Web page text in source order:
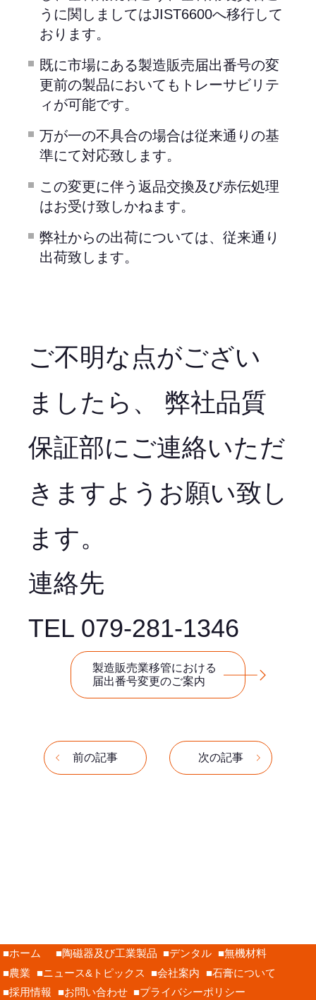
うに関しましてはJIST6600へ移行して
おります。
既に市場にある製造販売届出番号の変
更前の製品においてもトレーサビリテ
ィが可能です。
万が一の不具合の場合は従来通りの基
準にて対応致します。
この変更に伴う返品交換及び赤伝処理
はお受け致しかねます。
弊社からの出荷については、従来通り
出荷致します。
ご不明な点がござい
ましたら、 弊社品質
保証部にご連絡いただ
きますようお願い致し
ます。
連絡先
TEL 079-281-1346
製造販売業移管における
届出番号変更のご案内
前の記事 次の記事
ホーム 陶磁器及び工業製品 デンタル
無機材料
農業
ニュース&トピックス 会社案内
石膏について
採用情報
お問い合わせ プライバシーポリシー